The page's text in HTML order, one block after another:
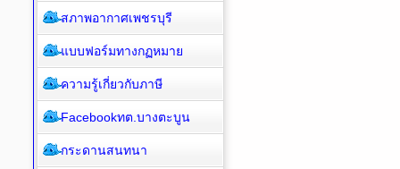
สภาพอากาศเพชรบุรี
แบบฟอร์มทางกฏหมาย
ความรู้เกี่ยวกับภาษี
Facebookทต.บางตะบูน
กระดานสนทนา